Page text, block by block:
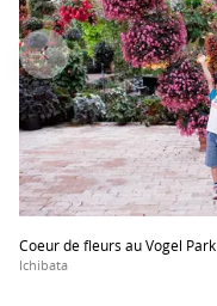
Coeur de fleurs au Vogel Park
Ichibata